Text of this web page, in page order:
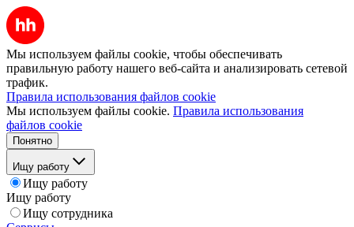
Мы используем файлы cookie, чтобы обеспечивать
правильную работу нашего веб-сайта и анализировать сетевой
трафик.
Правила использования файлов cookie
Мы используем файлы cookie. Правила использования
файлов cookie
Понятно
Ищу работу
Ищу работу
Ищу работу
Ищу сотрудника